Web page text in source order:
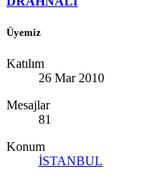
Üyemiz
Katılım
26 Mar 2010
Mesajlar
81
Konum
İSTANBUL